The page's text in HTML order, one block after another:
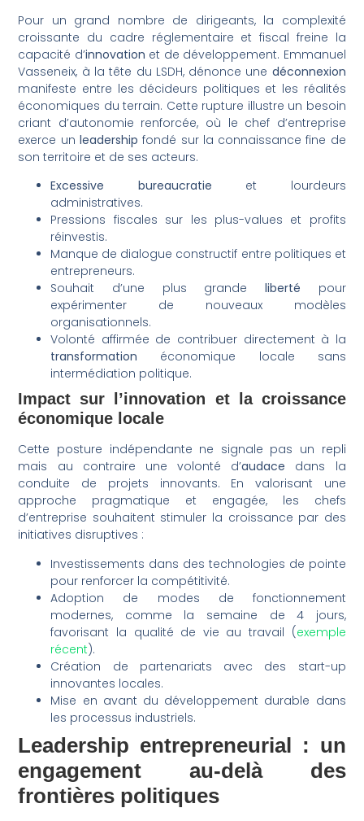
Pour un grand nombre de dirigeants, la complexité
croissante du cadre réglementaire et fiscal freine la
capacité d’innovation et de développement. Emmanuel
Vasseneix, à la tête du LSDH, dénonce une déconnexion
manifeste entre les décideurs politiques et les réalités
économiques du terrain. Cette rupture illustre un besoin
criant d’autonomie renforcée, où le chef d’entreprise
exerce un leadership fondé sur la connaissance fine de
son territoire et de ses acteurs.
Excessive bureaucratie et lourdeurs
administratives.
Pressions fiscales sur les plus-values et profits
réinvestis.
Manque de dialogue constructif entre politiques et
entrepreneurs.
Souhait d’une plus grande liberté pour
expérimenter de nouveaux modèles
organisationnels.
Volonté affirmée de contribuer directement à la
transformation économique locale sans
intermédiation politique.
Impact sur l’innovation et la croissance
économique locale
Cette posture indépendante ne signale pas un repli
mais au contraire une volonté d’audace dans la
conduite de projets innovants. En valorisant une
approche pragmatique et engagée, les chefs
d’entreprise souhaitent stimuler la croissance par des
initiatives disruptives :
Investissements dans des technologies de pointe
pour renforcer la compétitivité.
Adoption de modes de fonctionnement
modernes, comme la semaine de 4 jours,
favorisant la qualité de vie au travail (exemple
récent).
Création de partenariats avec des start-up
innovantes locales.
Mise en avant du développement durable dans
les processus industriels.
Leadership entrepreneurial : un
engagement au-delà des
frontières politiques